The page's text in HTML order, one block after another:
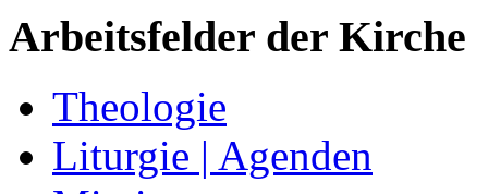
Arbeitsfelder der Kirche
Theologie
Liturgie | Agenden